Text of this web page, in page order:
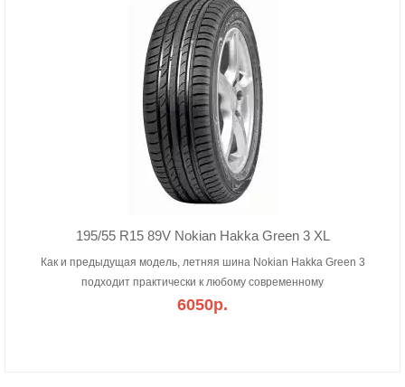
195/55 R15 89V Nokian Hakka Green 3 XL
Как и предыдущая модель, летняя шина Nokian Hakka Green 3
подходит практически к любому современному
6050р.